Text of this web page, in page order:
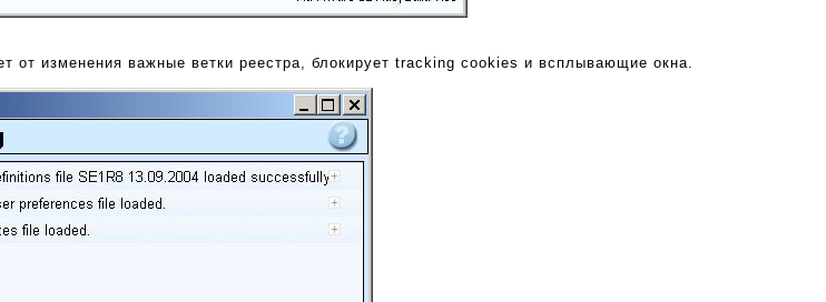
от изменения важные ветки реестра, блокирует tracking cookies и всплывающие окна.